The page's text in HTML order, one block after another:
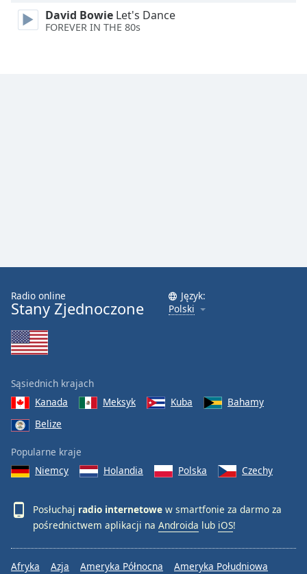
David Bowie Let's Dance
FOREVER IN THE 80s
Radio online
Stany Zjednoczone
Język:
Polski
Sąsiednich krajach
Kanada
Meksyk Kuba
Bahamy
Belize
Popularne kraje
Niemcy
Holandia Polska Czechy
Posłuchaj radio internetowe w smartfonie za darmo za
pośrednictwem aplikacji na Androida lub iOS!
Afryka Azja Ameryka Północna Ameryka Południowa